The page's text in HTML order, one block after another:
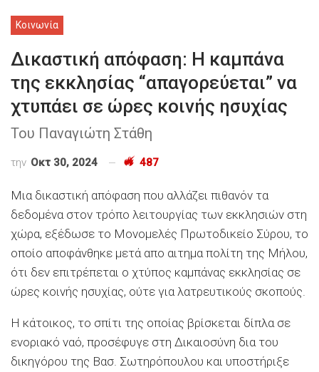
Κοινωνία
Δικαστική απόφαση: Η καμπάνα
της εκκλησίας “απαγορεύεται” να
χτυπάει σε ώρες κοινής ησυχίας
Του Παναγιώτη Στάθη
την Οκτ 30, 2024 487
Μια δικαστική απόφαση που αλλάζει πιθανόν τα
δεδομένα στον τρόπο λειτουργίας των εκκλησιών στη
χώρα, εξέδωσε το Μονομελές Πρωτοδικείο Σύρου, το
οποίο αποφάνθηκε μετά απο αιτημα πολίτη της Μήλου,
ότι δεν επιτρέπεται ο χτύπος καμπάνας εκκλησίας σε
ώρες κοινής ησυχίας, ούτε για λατρευτικούς σκοπούς.
Η κάτοικος, το σπίτι της οποίας βρίσκεται δίπλα σε
ενοριακό ναό, προσέφυγε στη Δικαιοσύνη δια του
δικηγόρου της Βασ. Σωτηρόπουλου και υποστήριξε